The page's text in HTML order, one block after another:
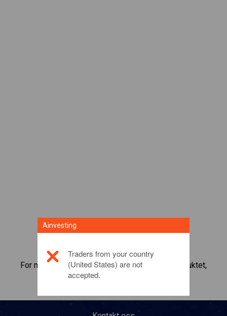
For mer informasjon om dette investeringsproduktet,
klikk her
Ainvesting
Traders from your country
(United States) are not
accepted.